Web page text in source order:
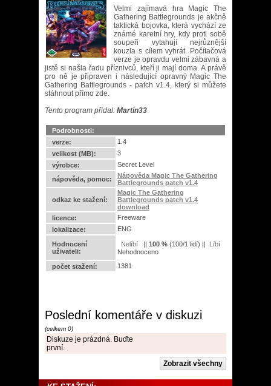
Velmi zajímavá hra Magic The
Gathering Battlegrounds je akčně
taktická bojovka, která vychází ze
známé karetní hry, kdy proti sobě
soupeři vytahují nejrůznější
kouzla s cílem vyhrát. Počítačová
verze je opravdu velmi zábavná a
jistě si našla řadu příznivců, kteří ji mají doma. A právě
pro ně je připraven i následující opravný Magic The
Gathering Battlegrounds - patch v1.4, který si můžete
stáhnout přímo zde.
Tento program přidal: Martin33
Podrobnosti:
verze:
1.4
velikost (MB):
3
výrobce:
Secret Level
nápověda, pomoc:
Nápověda Magic The Gathering
Battlegrounds patch v1.4
odkaz ke stažení:
Magic The Gathering
Battlegrounds patch v1.4
download
licence:
Freeware
lokalizace:
ENG
Hodnocení
uživateli:
|| 100 % (100/1 lidí) ||
Nehodnoceno
počet stažení:
1381
Poslední komentáře v diskuzi
(celkem 0)
Diskuze je prázdná. Buďte
první.